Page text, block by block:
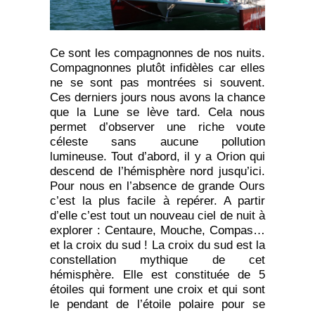
Ce sont les compagnonnes de nos nuits.
Compagnonnes plutôt infidèles car elles
ne se sont pas montrées si souvent.
Ces derniers jours nous avons la chance
que la Lune se lève tard. Cela nous
permet d’observer une riche voute
céleste sans aucune pollution
lumineuse. Tout d’abord, il y a Orion qui
descend de l’hémisphère nord jusqu’ici.
Pour nous en l’absence de grande Ours
c’est la plus facile à repérer. A partir
d’elle c’est tout un nouveau ciel de nuit à
explorer : Centaure, Mouche, Compas…
et la croix du sud ! La croix du sud est la
constellation mythique de cet
hémisphère. Elle est constituée de 5
étoiles qui forment une croix et qui sont
le pendant de l’étoile polaire pour se